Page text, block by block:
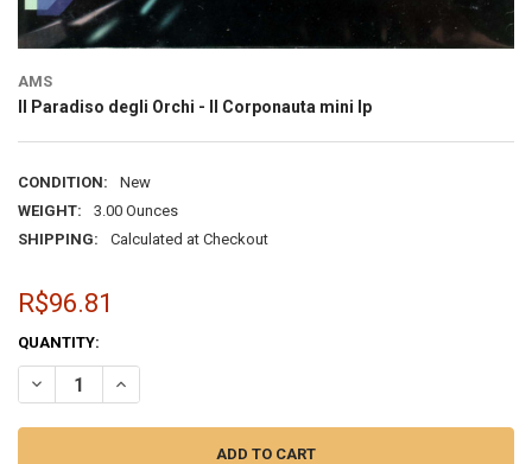
AMS
Il Paradiso degli Orchi - Il Corponauta mini lp
CONDITION:
New
WEIGHT:
3.00 Ounces
SHIPPING:
Calculated at Checkout
R$96.81
CURRENT
STOCK:
QUANTITY:
DECREASE QUANTITY OF IL PARADISO DEGLI ORCHI - IL
INCREASE QUANTITY OF IL PARADISO DEGLI ORCHI - IL